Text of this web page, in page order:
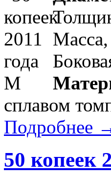
сплавом
Подробнее
50 копеек